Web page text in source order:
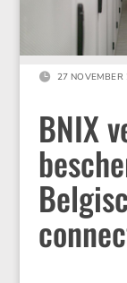
 27
BNIX